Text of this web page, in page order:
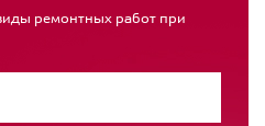
ремонтных работ при